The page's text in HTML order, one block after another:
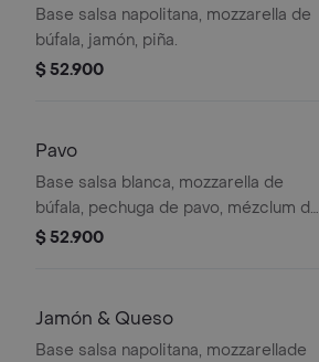
Base salsa napolitana, mozzarella de
búfala, jamón, piña.
$ 52.900
Pavo
Base salsa blanca, mozzarella de
búfala, pechuga de pavo, mézclum de
lechugas, salsa blanca, parmesano.
$ 52.900
Jamón & Queso
Base salsa napolitana, mozzarellade